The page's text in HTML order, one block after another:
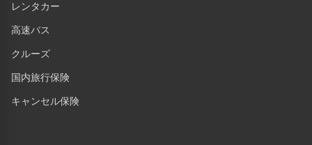
レンタカー
高速バス
クルーズ
国内旅行保険
キャンセル保険